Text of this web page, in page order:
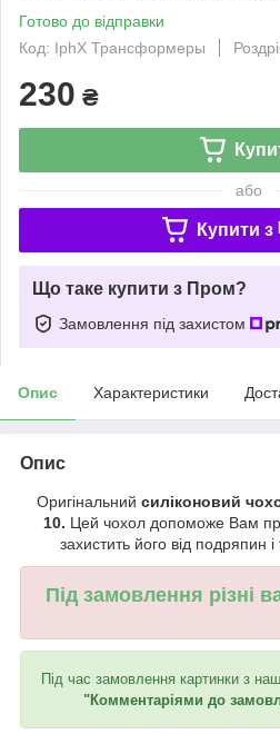
Готово до відправки
Код: IphX Трансформеры
230 ₴
або
Купити з
Що таке купити з Пром?
Замовлення під захистом
Опис Характеристики
Опис
Оригінальний силіконовий
10. Цей чохол допоможе Вам
захистить його від подряпин і
Під замовлення різні
Під час замовлення картинки з
"Комментаріями до